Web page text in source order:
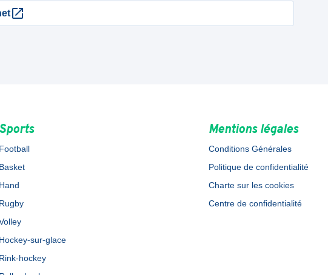
Sports
Football
Basket
Hand
Rugby
Hockey-sur-glace
Rink-hockey
Mentions légales
Conditions Générales
Politique de confidentialité
Charte sur les cookies
Centre de confidentialité